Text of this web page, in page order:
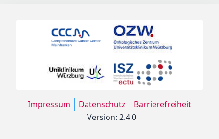
Impressum Datenschutz
Barrierefreiheit
Version: 2.4.0